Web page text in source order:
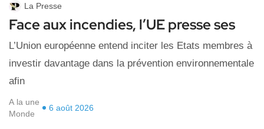
La Presse
Face aux incendies, l’UE presse ses
L’Union européenne entend inciter ⁠les Etats membres à
investir davantage dans ​la prévention environnementale
afin
A la une
Monde
6 août 2026